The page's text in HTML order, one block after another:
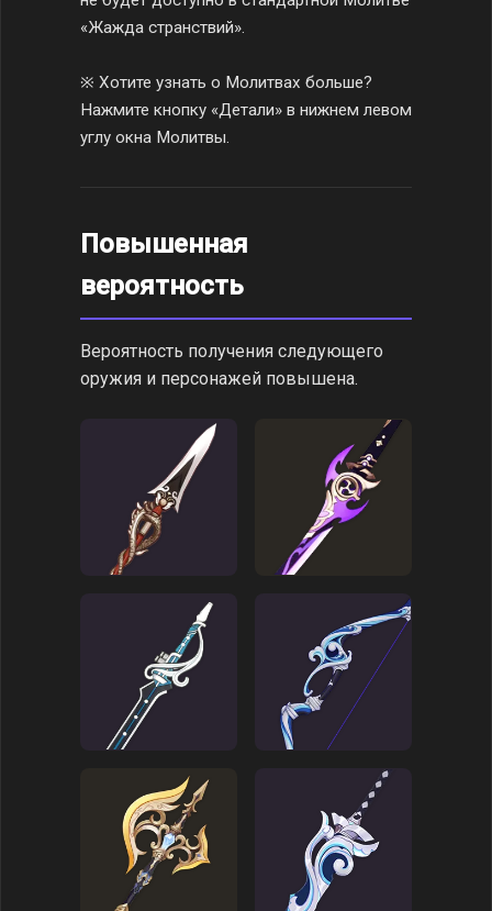
«Жажда странствий».
※ Хотите узнать о Молитвах больше?
Нажмите кнопку «Детали» в нижнем левом
углу окна Молитвы.
Повышенная
вероятность
Вероятность получения следующего
оружия и персонажей повышена.